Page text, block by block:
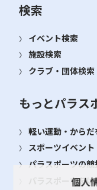
検索
イベント検索
施設検索
クラブ・団体検索
もっとパラス
軽い運動・からだ
スポーツイベン
パラスポーツの
パラスポーツを
個人